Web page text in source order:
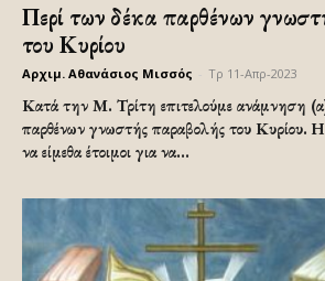
Περί των δέκα παρθένων
του Κυρίου
Αρχιμ. Αθανάσιος Μισσός Τρ 11-Απρ-2023
Κατά την Μ. Τρίτη επιτελούμε ανάμνηση
παρθένων γνωστής παραβολής του Κυρίου.
να είμεθα έτοιμοι για να...